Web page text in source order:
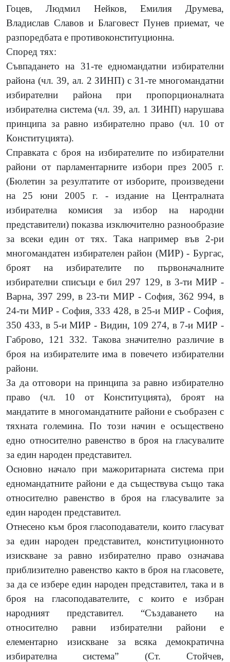
Гоцев, Людмил Нейков, Емилия Друмева,
Владислав Славов и Благовест Пунев приемат, че
разпоредбата е противоконституционна.
Според тях:
Съвпадането на 31-те едномандатни избирателни
района (чл. 39, ал. 2 ЗИНП) с 31-те многомандатни
избирателни района при пропорционалната
избирателна система (чл. 39, ал. 1 ЗИНП) нарушава
принципа за равно избирателно право (чл. 10 от
Конституцията).
Справката с броя на избирателите по избирателни
райони от парламентарните избори през 2005 г.
(Бюлетин за резултатите от изборите, произведени
на 25 юни 2005 г. - издание на Централната
избирателна комисия за избор на народни
представители) показва изключително разнообразие
за всеки един от тях. Така например във 2-ри
многомандатен избирателен район (МИР) - Бургас,
броят на избирателите по първоначалните
избирателни списъци е бил 297 129, в 3-ти МИР -
Варна, 397 299, в 23-ти МИР - София, 362 994, в
24-ти МИР - София, 333 428, в 25-и МИР - София,
350 433, в 5-и МИР - Видин, 109 274, в 7-и МИР -
Габрово, 121 332. Такова значително различие в
броя на избирателите има в повечето избирателни
райони.
За да отговори на принципа за равно избирателно
право (чл. 10 от Конституцията), броят на
мандатите в многомандатните райони е съобразен с
тяхната големина. По този начин е осъществено
едно относително равенство в броя на гласувалите
за един народен представител.
Основно начало при мажоритарната система при
едномандатните райони е да съществува също така
относително равенство в броя на гласувалите за
един народен представител.
Отнесено към броя гласоподаватели, които гласуват
за един народен представител, конституционното
изискване за равно избирателно право означава
приблизително равенство както в броя на гласовете,
за да се избере един народен представител, така и в
броя на гласоподавателите, с които е избран
народният представител. “Създаването на
относително равни избирателни райони е
елементарно изискване за всяка демократична
избирателна система” (Ст. Стойчев,